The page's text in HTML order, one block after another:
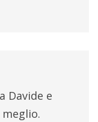
Davide e